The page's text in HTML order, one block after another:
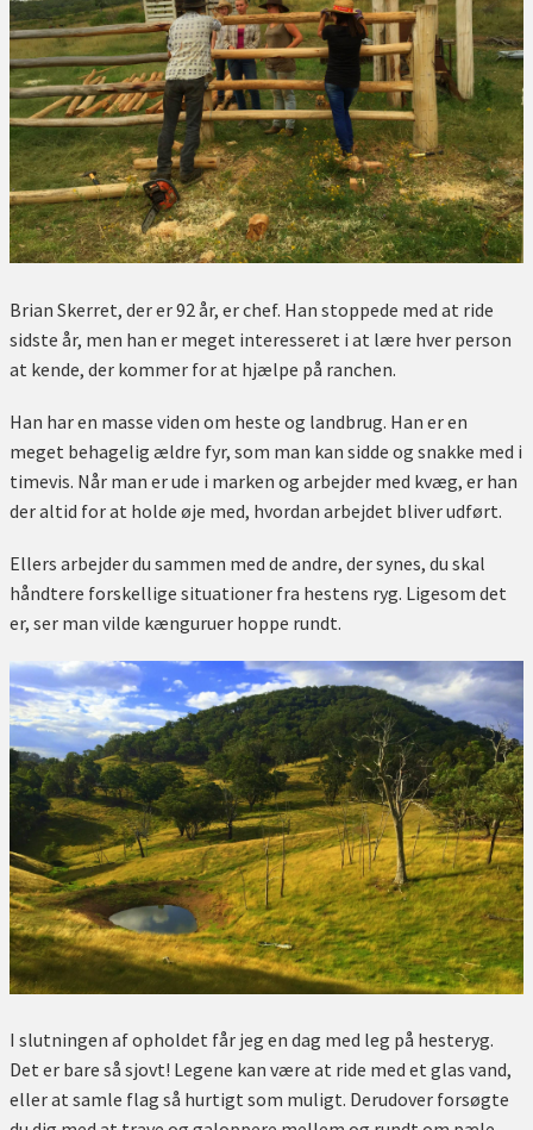
Brian Skerret, der er 92 år, er chef. Han stoppede med at ride
sidste år, men han er meget interesseret i at lære hver person
at kende, der kommer for at hjælpe på ranchen.
Han har en masse viden om heste og landbrug. Han er en
meget behagelig ældre fyr, som man kan sidde og snakke med i
timevis. Når man er ude i marken og arbejder med kvæg, er han
der altid for at holde øje med, hvordan arbejdet bliver udført.
Ellers arbejder du sammen med de andre, der synes, du skal
håndtere forskellige situationer fra hestens ryg. Ligesom det
er, ser man vilde kænguruer hoppe rundt.
I slutningen af opholdet får jeg en dag med leg på hesteryg.
Det er bare så sjovt! Legene kan være at ride med et glas vand,
eller at samle flag så hurtigt som muligt. Derudover forsøgte